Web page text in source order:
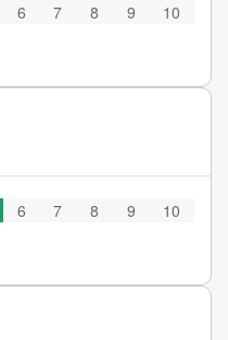
6 7 8 9
10
6 7 8 9
10